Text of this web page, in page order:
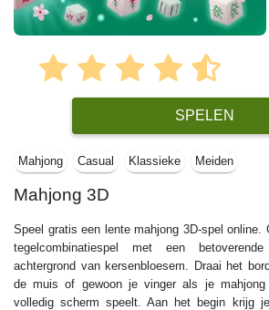
SPELEN
Mahjong Casual Klassieke Meiden
Mahjong 3D
Speel gratis een lente mahjong 3D-spel online.
tegelcombinatiespel met een
achtergrond van kersenbloesem. Draai het
de muis of gewoon je vinger als je
volledig scherm speelt. Aan het begin krijg